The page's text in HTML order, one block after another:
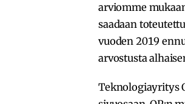
arviomme
saadaan
vuoden 2019
arvostusta
Teknologiayritys